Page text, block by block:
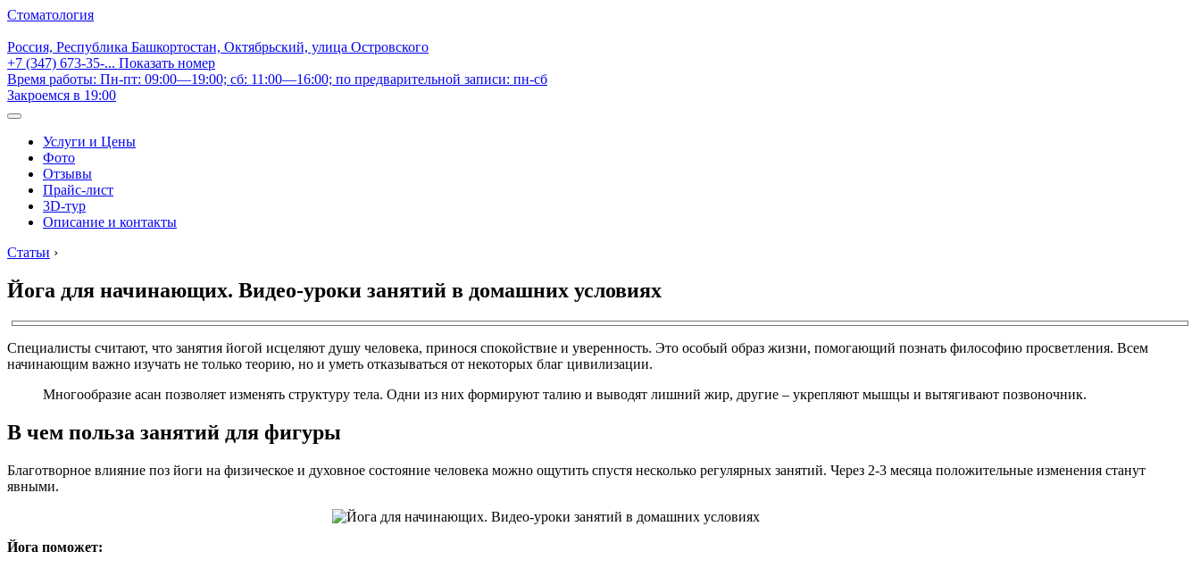
Стоматология
Россия, Республика Башкортостан, Октябрьский, улица Островского
+7 (347) 673-35-... Показать номер
Время работы: Пн-пт: 09:00—19:00; сб: 11:00—16:00; по предварительной записи: пн-сб
Закроемся в 19:00
Услуги и Цены
Фото
Отзывы
Прайс-лист
3D-тур
Описание и контакты
Статьи ›
Йога для начинающих. Видео-уроки занятий в домашних условиях
Специалисты считают, что занятия йогой исцеляют душу человека, принося спокойствие и уверенность. Это особый образ жизни, помогающий познать философию просветления. Всем
начинающим важно изучать не только теорию, но и уметь отказываться от некоторых благ цивилизации.
Многообразие асан позволяет изменять структуру тела. Одни из них формируют талию и выводят лишний жир, другие – укрепляют мышцы и вытягивают позвоночник.
В чем польза занятий для фигуры
Благотворное влияние поз йоги на физическое и духовное состояние человека можно ощутить спустя несколько регулярных занятий. Через 2-3 месяца положительные изменения станут
явными.
Йога поможет: